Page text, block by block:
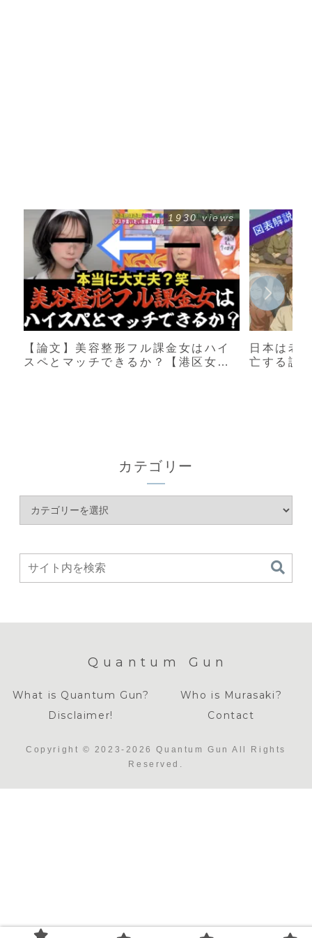
【論文】美容整形フル課金女はハイ
スペとマッチできるか？【港区女
1930 views
日本は老
亡する説
カテゴリー
Quantum Gun
What is Quantum Gun?
Who is Murasaki?
Disclaimer!
Contact
Copyright © 2023-2026 Quantum Gun All Rights
Reserved.